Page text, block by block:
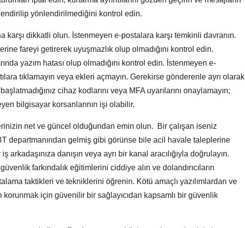
yönlendirilmediğini kontrol edin.
karşı dikkatli olun. İstenmeyen e-postalara karşı temkinli davranın.
fareyi getirerek uyuşmazlık olup olmadığını kontrol edin.
yazım hatası olup olmadığını kontrol edin. İstenmeyen e-
tıklamayın veya ekleri açmayın. Gerekirse gönderenle ayrı olarak
cihaz kodlarını veya MFA uyarılarını onaylamayın;
bilgisayar korsanlarının işi olabilir.
net ve güncel olduğundan emin olun. Bir çalışan iseniz
departmanından gelmiş gibi görünse bile acil havale taleplerine
arkadaşınıza danışın veya ayrı bir kanal aracılığıyla doğrulayın.
farkındalık eğitimlerini ciddiye alın ve dolandırıcıların
taktikleri ve tekniklerini öğrenin. Kötü amaçlı yazılımlardan ve
için güvenilir bir sağlayıcıdan kapsamlı bir güvenlik